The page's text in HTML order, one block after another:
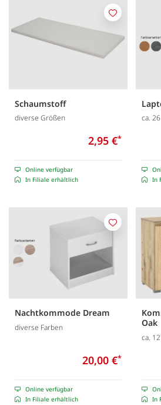
Schaumstoff
diverse Größen
2,95 €*
Online verfügbar
In Filiale erhältlich
Merken
ca.
In
Nachtkommode Dream
diverse Farben
20,00 €*
Online verfügbar
In Filiale erhältlich
Merken
Oak
ca.
In